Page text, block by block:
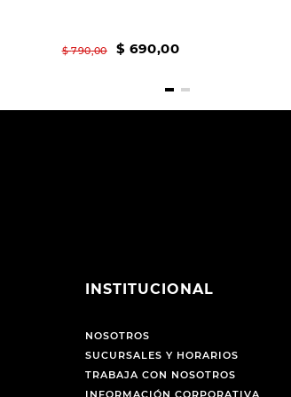
$ 790,00 $ 690,00
INSTITUCIONAL
NOSOTROS
SUCURSALES Y HORARIOS
TRABAJA CON NOSOTROS
INFORMACIÓN CORPORATIVA